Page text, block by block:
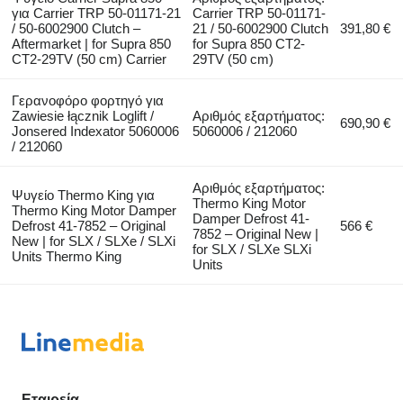
για Carrier TRP 50-01171-21
/ 50-6002900 Clutch –
Aftermarket | for Supra 850
CT2-29TV (50 cm) Carrier
Carrier TRP 50-01171-
21 / 50-6002900 Clutch
for Supra 850 CT2-
29TV (50 cm)
391,80 €
Γερανοφόρο φορτηγό για
Zawiesie łącznik Loglift /
Jonsered Indexator 5060006
/ 212060
Αριθμός εξαρτήματος:
5060006 / 212060
690,90 €
Ψυγείο Thermo King για
Thermo King Motor Damper
Defrost 41-7852 – Original
New | for SLX / SLXe / SLXi
Units Thermo King
Αριθμός εξαρτήματος:
Thermo King Motor
Damper Defrost 41-
7852 – Original New |
for SLX / SLXe SLXi
Units
566 €